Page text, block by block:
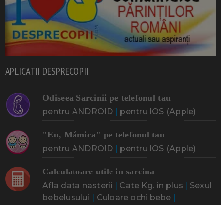
APLICATII DESPRECOPII
Odiseea Sarcinii pe telefonul tau
pentru ANDROID | pentru IOS (Apple)
"Eu, Mămica" pe telefonul tau
pentru ANDROID | pentru IOS (Apple)
Calculatoare utile in sarcina
Afla data nasterii | Cate Kg. in plus | Sexul
bebelusului | Culoare ochi bebe |